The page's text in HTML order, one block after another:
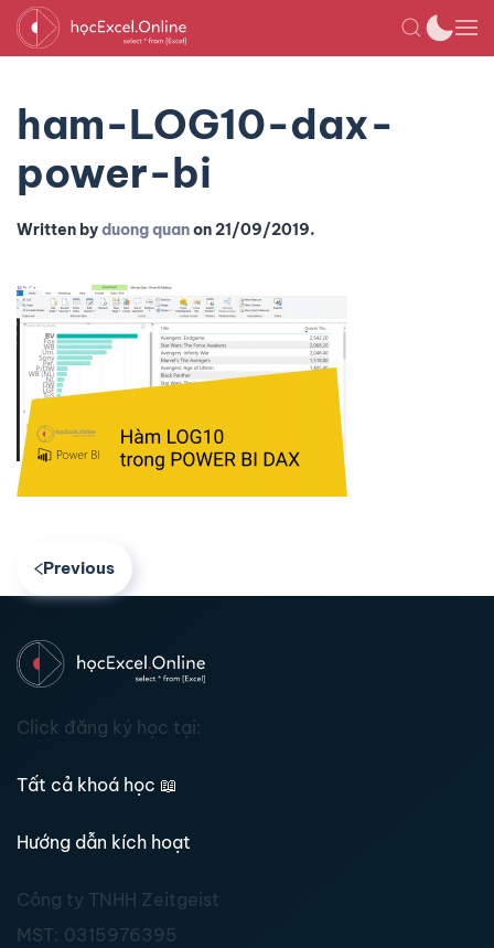
ham-LOG10-dax-
power-bi
Written byduong quanon21/09/2019.
Previous
Click đăng ký học tại:
Tất cả khoá học 📖
Hướng dẫn kích hoạt
Công ty TNHH Zeitgeist
MST: 0315976395